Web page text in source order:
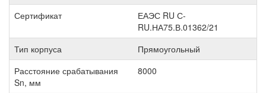
Сертификат
ЕАЭС RU С-
RU.НА75.В.01362/21
Тип корпуса
Прямоугольный
Расстояние срабатывания
Sn, мм
8000